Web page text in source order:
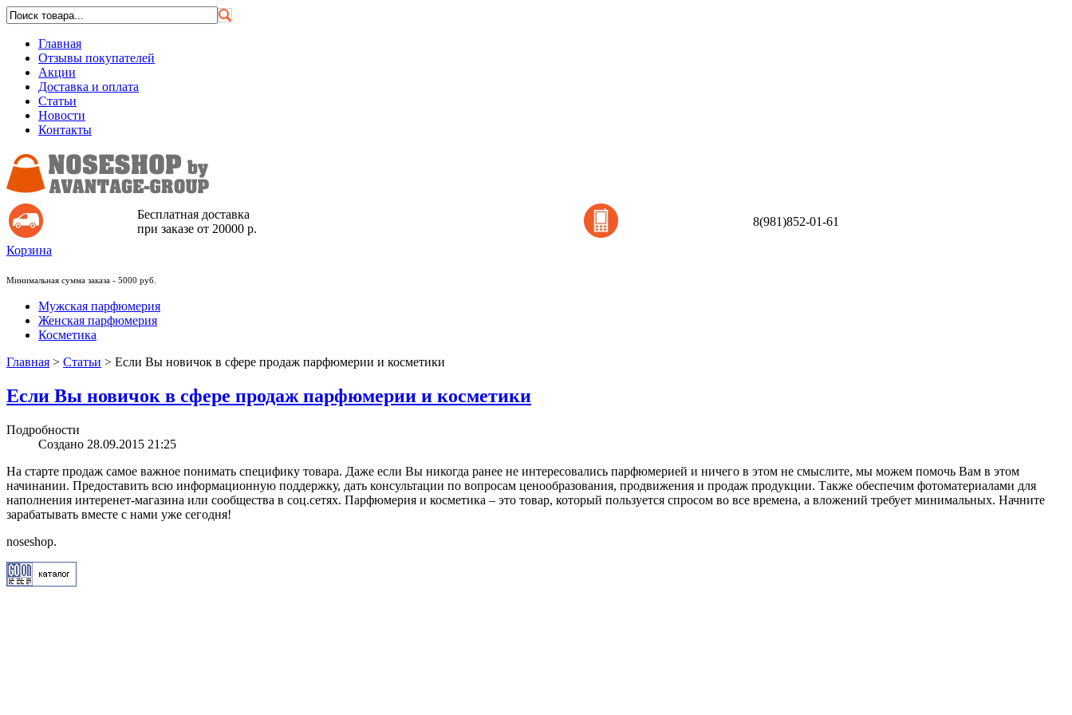
Главная
Отзывы покупателей
Акции
Доставка и оплата
Статьи
Новости
Контакты
Бесплатная доставка
при заказе от 20000 р.
8(981)852-01-61
Корзина
Минимальная сумма заказа - 5000 руб.
Мужская парфюмерия
Женская парфюмерия
Косметика
Главная > Статьи > Если Вы новичок в сфере продаж парфюмерии и косметики
Если Вы новичок в сфере продаж парфюмерии и косметики
Подробности
Создано 28.09.2015 21:25
На старте продаж самое важное понимать специфику товара. Даже если Вы никогда ранее не интересовались парфюмерией и ничего в этом не смыслите, мы можем помочь Вам в этом
начинании. Предоставить всю информационную поддержку, дать консультации по вопросам ценообразования, продвижения и продаж продукции. Также обеспечим фотоматериалами для
наполнения интеренет-магазина или сообщества в соц.сетях. Парфюмерия и косметика – это товар, который пользуется спросом во все времена, а вложений требует минимальных. Начните
зарабатывать вместе с нами уже сегодня!
noseshop.